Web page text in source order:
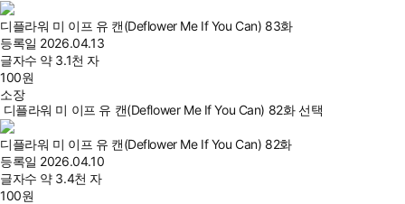
디플라워 미 이프 유 캔(Deflower Me If You Can) 83화
등록일 2026.04.13
글자수 약 3.1천 자
100원
소장
디플라워 미 이프 유 캔(Deflower Me If You Can) 82화 선택
디플라워 미 이프 유 캔(Deflower Me If You Can) 82화
등록일 2026.04.10
글자수 약 3.4천 자
100원